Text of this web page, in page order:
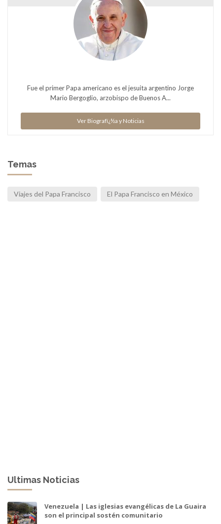
Fue el primer Papa americano es el jesuita argentino Jorge
Mario Bergoglio, arzobispo de Buenos A...
Ver Biografï¿½a y Noticias
Temas
Viajes del Papa Francisco El Papa Francisco en México
Ultimas Noticias
Venezuela | Las iglesias evangélicas de La Guaira
son el principal sostén comunitario